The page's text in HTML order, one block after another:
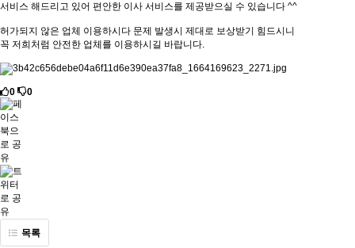
서비스 해드리고 있어 편안한 이사 서비스를 제공받으실 수 있습니다 ^^
허가되지 않은 업체 이용하시다 문제 발생시 제대로 보상받기 힘드시니
꼭 저희처럼 안전한 업체를 이용하시길 바랍니다.
0 0
목록